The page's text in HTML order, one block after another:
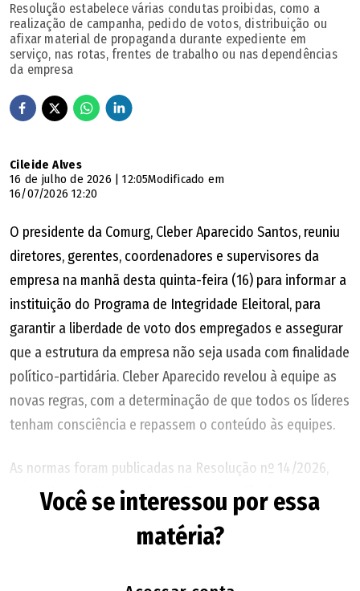
Resolução estabelece várias condutas proibidas, como a
realização de campanha, pedido de votos, distribuição ou
afixar material de propaganda durante expediente em
serviço, nas rotas, frentes de trabalho ou nas dependências
da empresa
Cileide Alves
16 de julho de 2026 | 12:05Modificado em
16/07/2026 12:20
O presidente da Comurg, Cleber Aparecido Santos, reuniu
diretores, gerentes, coordenadores e supervisores da
empresa na manhã desta quinta-feira (16) para informar a
instituição do Programa de Integridade Eleitoral, para
garantir a liberdade de voto dos empregados e assegurar
que a estrutura da empresa não seja usada com finalidade
político-partidária. Cleber Aparecido revelou à equipe as
novas regras, com a determinação de que todos os líderes
tenham consciência e repassem o conteúdo às equipes.
As normas foram publicadas na Resolução nº 14/2026,
assinada pela Diretoria Executiva, com ciência do
Conselho de Administração, e valem para todas as
eleições, com possibilidade de reedição a cada mudança
Você se interessou por essa
matéria?